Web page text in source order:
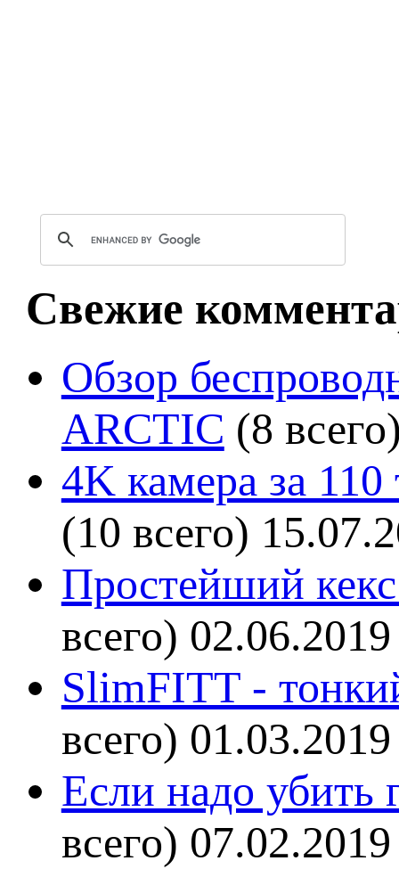
Свежие
Обзор
ARCTIC (8
4K камера за
(10 всего)
Простейший кекс
всего) 02.06.2019
SlimFITT -
всего) 01.03.2019
Если надо убить
всего) 07.02.2019